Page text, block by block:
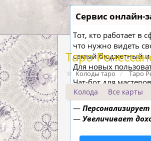
Сервис онлайн-
Тот, кто работает в
что нужно видеть
самый бюджетный
Для новых
Чат-бот для
—Сам записывает
—
— Увеличивает
Таро
Колоды таро Таро
Колода Все карты